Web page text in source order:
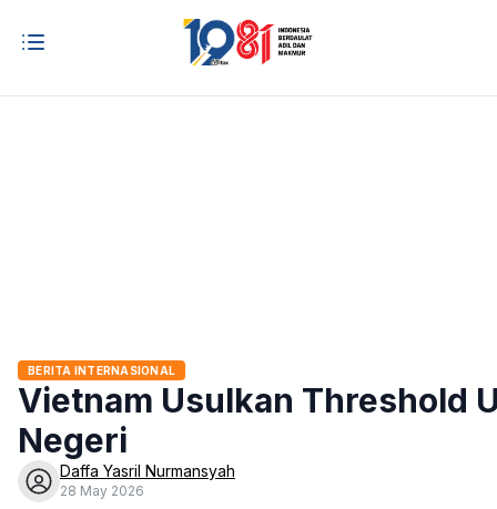
BERITA INTERNASIONAL
Vietnam Usulkan Threshold
Negeri
Daffa Yasril Nurmansyah
28 May 2026